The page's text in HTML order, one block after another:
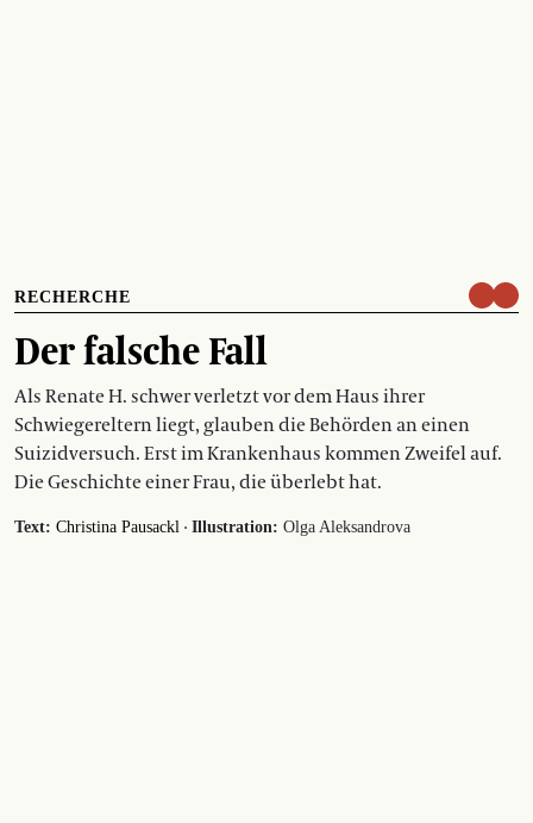
RECHERCHE
Der falsche Fall
Als Renate H. schwer verletzt vor dem Haus ihrer
Schwiegereltern liegt, glauben die Behörden an einen
Suizidversuch. Erst im Krankenhaus kommen Zweifel auf.
Die Geschichte einer Frau, die überlebt hat.
Text: Christina Pausackl · Illustration: Olga Aleksandrova